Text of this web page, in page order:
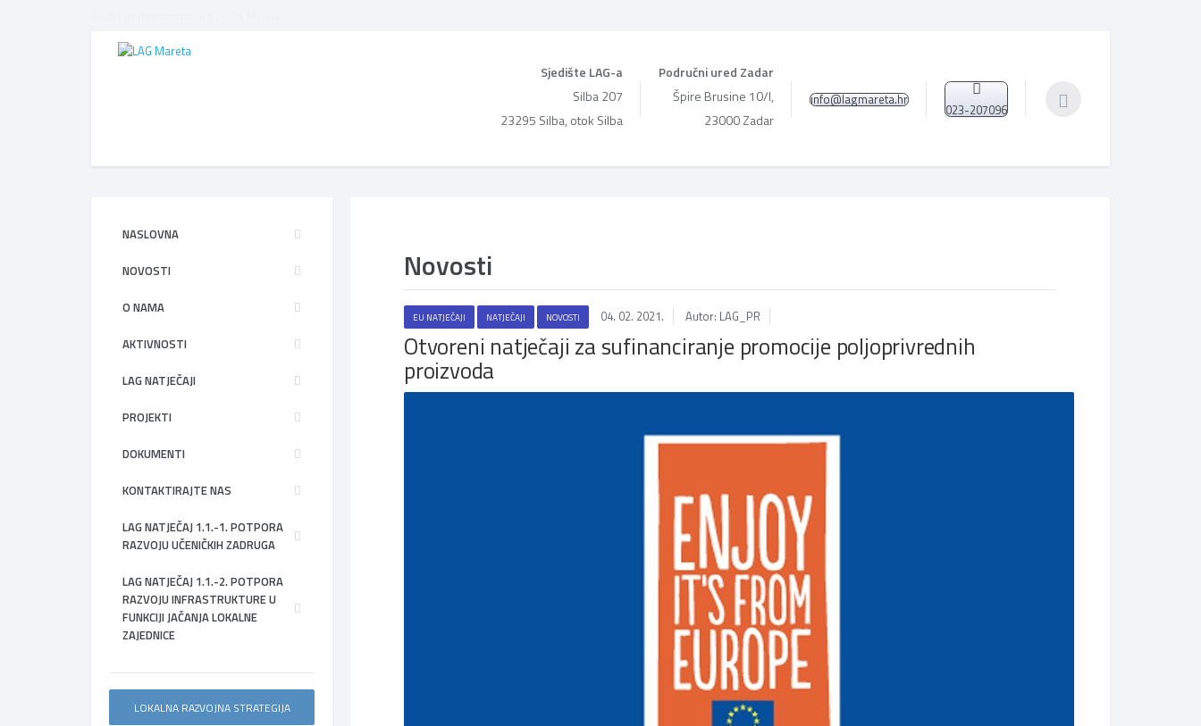
Sjedište LAG-a
Silba 207
23295 Silba, otok Silba
Područni ured Zadar
Špire Brusine 10/I,
23000 Zadar
info@lagmareta.hr
023-207096
Novosti
EU NATJEČAJI NATJEČAJI NOVOSTI 04. 02. 2021. Autor: LAG_PR
Otvoreni natječaji za sufinanciranje promocije poljoprivrednih
proizvoda
NASLOVNA
NOVOSTI
O NAMA
AKTIVNOSTI
LAG NATJEČAJI
PROJEKTI
DOKUMENTI
KONTAKTIRAJTE NAS
LAG NATJEČAJ 1.1.-1. POTPORA
RAZVOJU UČENIČKIH ZADRUGA
LAG NATJEČAJ 1.1.-2. POTPORA
RAZVOJU INFRASTRUKTURE U
FUNKCIJI JAČANJA LOKALNE
ZAJEDNICE
LOKALNA RAZVOJNA STRATEGIJA